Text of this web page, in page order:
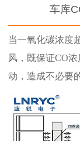
车库
当一氧化碳浓度
风，既保证CO
动，造成不必要